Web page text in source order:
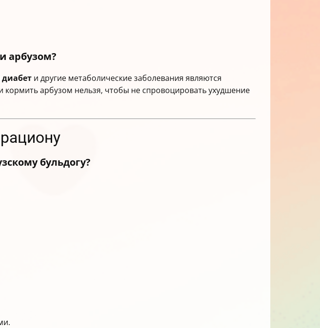
арбузом?
и другие метаболические заболевания являются
кормить арбузом нельзя, чтобы не спровоцировать ухудшение
бульдогу?